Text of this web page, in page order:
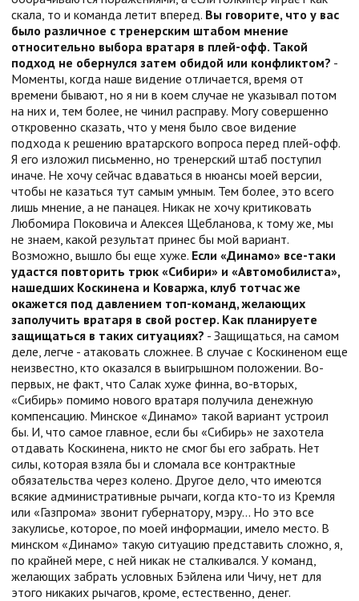
скала, то и команда летит вперед. Вы говорите, что у вас
было различное с тренерским штабом мнение
относительно выбора вратаря в плей-офф. Такой
подход не обернулся затем обидой или конфликтом? -
Моменты, когда наше видение отличается, время от
времени бывают, но я ни в коем случае не указывал потом
на них и, тем более, не чинил расправу. Могу совершенно
откровенно сказать, что у меня было свое видение
подхода к решению вратарского вопроса перед плей-офф.
Я его изложил письменно, но тренерский штаб поступил
иначе. Не хочу сейчас вдаваться в нюансы моей версии,
чтобы не казаться тут самым умным. Тем более, это всего
лишь мнение, а не панацея. Никак не хочу критиковать
Любомира Поковича и Алексея Щебланова, к тому же, мы
не знаем, какой результат принес бы мой вариант.
Возможно, вышло бы еще хуже. Если «Динамо» все-таки
удастся повторить трюк «Сибири» и «Автомобилиста»,
нашедших Коскинена и Коваржа, клуб тотчас же
окажется под давлением топ-команд, желающих
заполучить вратаря в свой ростер. Как планируете
защищаться в таких ситуациях? - Защищаться, на самом
деле, легче - атаковать сложнее. В случае с Коскиненом еще
неизвестно, кто оказался в выигрышном положении. Во-
первых, не факт, что Салак хуже финна, во-вторых,
«Сибирь» помимо нового вратаря получила денежную
компенсацию. Минское «Динамо» такой вариант устроил
бы. И, что самое главное, если бы «Сибирь» не захотела
отдавать Коскинена, никто не смог бы его забрать. Нет
силы, которая взяла бы и сломала все контрактные
обязательства через колено. Другое дело, что имеются
всякие административные рычаги, когда кто-то из Кремля
или «Газпрома» звонит губернатору, мэру… Но это все
закулисье, которое, по моей информации, имело место. В
минском «Динамо» такую ситуацию представить сложно, я,
по крайней мере, с ней никак не сталкивался. У команд,
желающих забрать условных Бэйлена или Чичу, нет для
этого никаких рычагов, кроме, естественно, денег.